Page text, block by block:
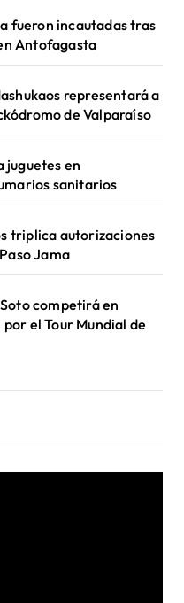
fueron incautadas tras
Antofagasta
representará a
de Valparaíso
juguetes en
sanitarios
triplica autorizaciones
Jama
competirá en
el Tour Mundial de